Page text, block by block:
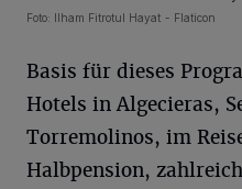
Foto: Ilham Fitrotul Hayat - Flaticon
Basis für dieses
Hotels in Algecieras,
Torremolinos, im
Halbpension,